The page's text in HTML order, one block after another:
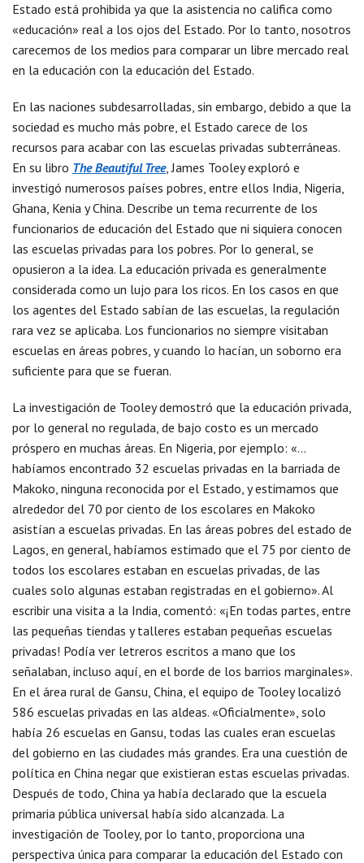
Estado está prohibida ya que la asistencia no califica como
«educación» real a los ojos del Estado. Por lo tanto, nosotros
carecemos de los medios para comparar un libre mercado real
en la educación con la educación del Estado.
En las naciones subdesarrolladas, sin embargo, debido a que la
sociedad es mucho más pobre, el Estado carece de los
recursos para acabar con las escuelas privadas subterráneas.
En su libro The Beautiful Tree, James Tooley exploró e
investigó numerosos países pobres, entre ellos India, Nigeria,
Ghana, Kenia y China. Describe un tema recurrente de los
funcionarios de educación del Estado que ni siquiera conocen
las escuelas privadas para los pobres. Por lo general, se
opusieron a la idea. La educación privada es generalmente
considerada como un lujo para los ricos. En los casos en que
los agentes del Estado sabían de las escuelas, la regulación
rara vez se aplicaba. Los funcionarios no siempre visitaban
escuelas en áreas pobres, y cuando lo hacían, un soborno era
suficiente para que se fueran.
La investigación de Tooley demostró que la educación privada,
por lo general no regulada, de bajo costo es un mercado
próspero en muchas áreas. En Nigeria, por ejemplo: «…
habíamos encontrado 32 escuelas privadas en la barriada de
Makoko, ninguna reconocida por el Estado, y estimamos que
alrededor del 70 por ciento de los escolares en Makoko
asistían a escuelas privadas. En las áreas pobres del estado de
Lagos, en general, habíamos estimado que el 75 por ciento de
todos los escolares estaban en escuelas privadas, de las
cuales solo algunas estaban registradas en el gobierno». Al
escribir una visita a la India, comentó: «¡En todas partes, entre
las pequeñas tiendas y talleres estaban pequeñas escuelas
privadas! Podía ver letreros escritos a mano que los
señalaban, incluso aquí, en el borde de los barrios marginales».
En el área rural de Gansu, China, el equipo de Tooley localizó
586 escuelas privadas en las aldeas. «Oficialmente», solo
había 26 escuelas en Gansu, todas las cuales eran escuelas
del gobierno en las ciudades más grandes. Era una cuestión de
política en China negar que existieran estas escuelas privadas.
Después de todo, China ya había declarado que la escuela
primaria pública universal había sido alcanzada. La
investigación de Tooley, por lo tanto, proporciona una
perspectiva única para comparar la educación del Estado con